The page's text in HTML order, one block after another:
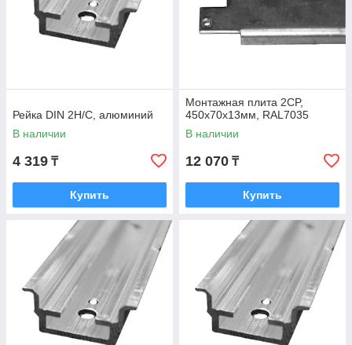
Рейка DIN 2H/C, алюминий
В наличии
4 319 ₸
Купить
Монтажная плита 2CP,
450x70x13мм, RAL7035
В наличии
12 070 ₸
Купить